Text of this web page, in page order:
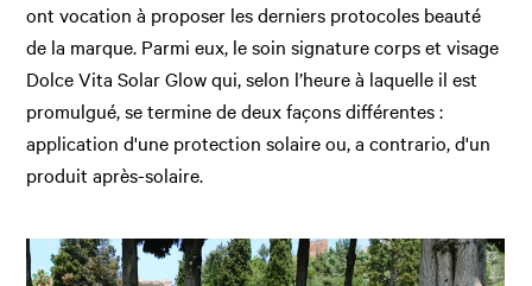
ont vocation à proposer les derniers protocoles beauté
de la marque. Parmi eux, le soin signature corps et visage
Dolce Vita Solar Glow qui, selon l’heure à laquelle il est
promulgué, se termine de deux façons différentes :
application d'une protection solaire ou, a contrario, d'un
produit après-solaire.